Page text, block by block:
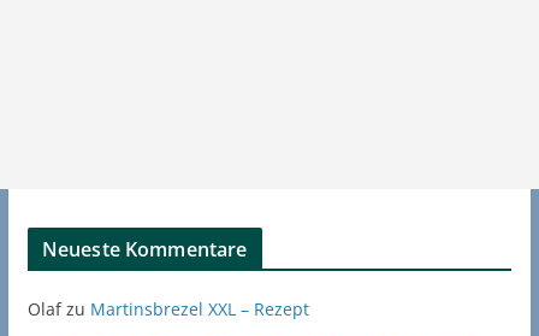
Neueste Kommentare
Olafzu Martinsbrezel XXL – Rezept